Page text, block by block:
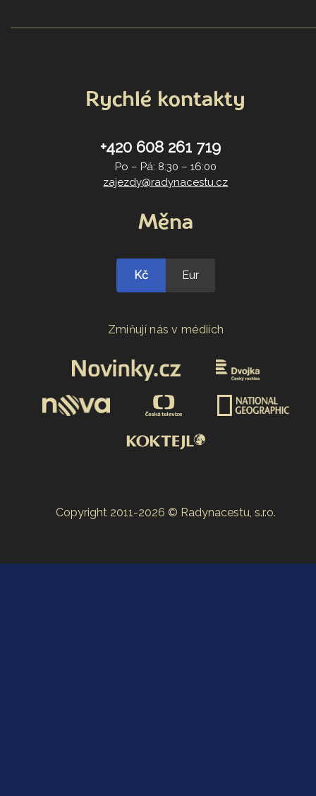
Rychlé kontakty
+420 608 261 719
Po – Pá: 8:30 – 16:00
zajezdy@radynacestu.cz
Měna
Kč Eur
Zmiňují nás v médiích
Copyright 2011-2026 © Radynacestu, s.r.o.